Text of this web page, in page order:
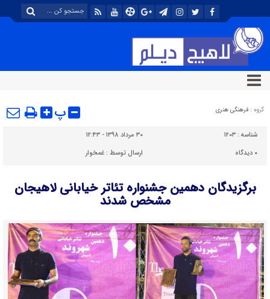
گروه : فرهنگی هنری پ
شناسه : ۱۲۰۳
۳۰ مرداد ۱۳۹۸ - ۱۲:۴۳
۰ دیدگاه ارسال توسط :غمخوار
برگزیدگان دهمین جشنواره تئاتر خیابانی لاهیجان
مشخص شدند